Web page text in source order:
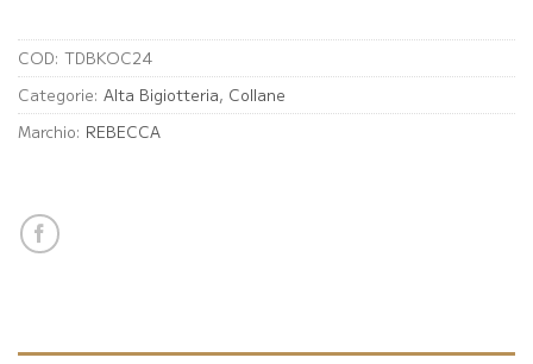
COD: TDBKOC24
Categorie: Alta Bigiotteria, Collane
Marchio: REBECCA